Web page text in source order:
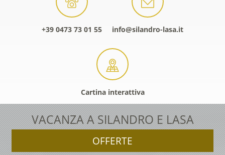
+39 0473 73 01 55 info@silandro-lasa.it
Cartina interattiva
VACANZA A SILANDRO E LASA
OFFERTE